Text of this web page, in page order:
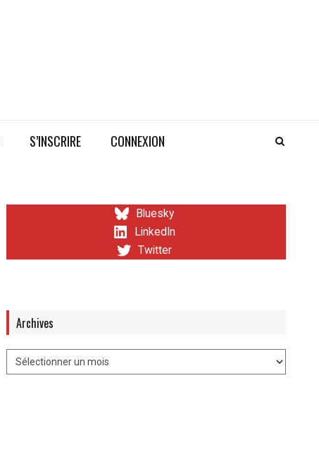
S’INSCRIRE CONNEXION
Bluesky
LinkedIn
Twitter
Archives